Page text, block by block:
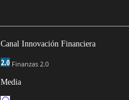
Canal Innovación Financiera
Finanzas 2.0
Media